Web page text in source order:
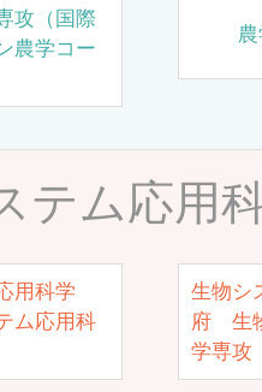
攻（国際
農学コー
テム応用
用科学
ム応用科
生物シ
府 生
学専攻